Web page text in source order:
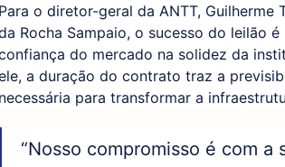
Para o diretor-geral da ANTT, Guilherme
Rocha Sampaio, o sucesso do leilão
do mercado na solidez da
a duração do contrato traz a
necessária para transformar a
“Nosso compromisso é com a